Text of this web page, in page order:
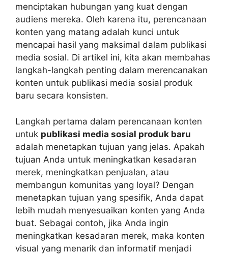
menciptakan hubungan yang kuat dengan
audiens mereka. Oleh karena itu, perencanaan
konten yang matang adalah kunci untuk
mencapai hasil yang maksimal dalam publikasi
media sosial. Di artikel ini, kita akan membahas
langkah-langkah penting dalam merencanakan
konten untuk publikasi media sosial produk
baru secara konsisten.
Langkah pertama dalam perencanaan konten
untuk publikasi media sosial produk baru
adalah menetapkan tujuan yang jelas. Apakah
tujuan Anda untuk meningkatkan kesadaran
merek, meningkatkan penjualan, atau
membangun komunitas yang loyal? Dengan
menetapkan tujuan yang spesifik, Anda dapat
lebih mudah menyesuaikan konten yang Anda
buat. Sebagai contoh, jika Anda ingin
meningkatkan kesadaran merek, maka konten
visual yang menarik dan informatif menjadi